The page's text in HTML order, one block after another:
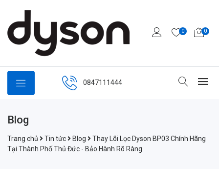
0 0
0847111444
Blog
Trang chủ Tin tức Blog
Thay Lõi Lọc Dyson BP03 Chính Hãng
Tại Thành Phố Thủ Đức - Bảo Hành Rõ Ràng